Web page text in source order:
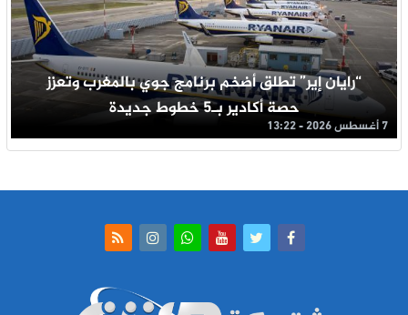
“رايان إير” تطلق أضخم برنامج جوي بالمغرب وتعزز
حصة أكادير بـ5 خطوط جديدة
7 أغسطس 2026 - 13:22